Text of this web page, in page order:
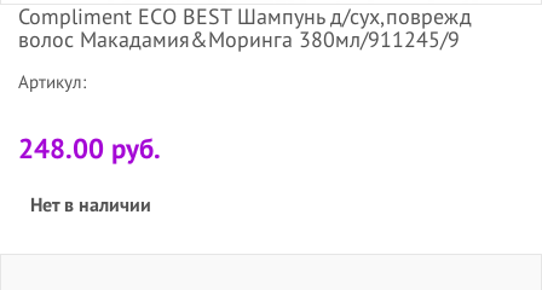
Compliment ECO BEST Шампунь д/сух,поврежд
волос Макадамия&Моринга 380мл/911245/9
Артикул:
248.00 руб.
Нет в наличии